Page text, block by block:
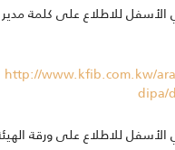
للاطلاع على كلمة مدير
http://www.kfib.com.kw/
dipa/
للاطلاع على ورقة